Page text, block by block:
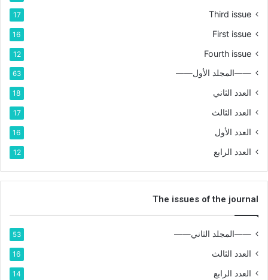
Third issue
17
First issue
16
Fourth issue
12
——المجلد الأول—— 63
العدد الثاني 18
العدد الثالث 17
العدد الأول 16
العدد الرابع 12
The issues of the journal
——المجلد الثاني—— 53
العدد الثالث 16
العدد الرابع 14